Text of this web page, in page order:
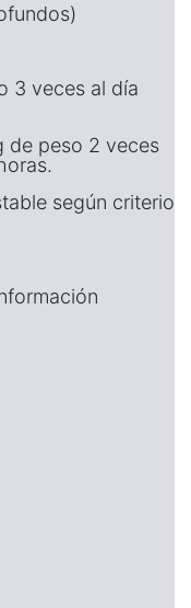
3 veces al día
de peso 2 veces
según criterio